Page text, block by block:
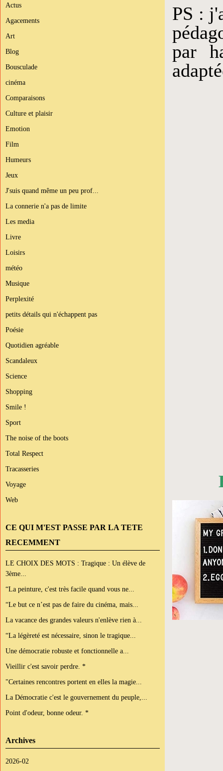
Actus
Agacements
Art
Blog
Bousculade
cinéma
Comparaisons
Culture et plaisir
Emotion
Film
Humeurs
Jeux
J'suis quand même un peu prof...
La connerie n'a pas de limite
Les media
Livre
Loisirs
météo
Musique
Perplexité
petits détails qui n'échappent pas
Poésie
Quotidien agréable
Scandaleux
Science
Shopping
Smile !
Sport
The noise of the boots
Total Respect
Tracasseries
Voyage
Web
CE QUI M'EST PASSE PAR LA TETE
RECEMMENT
LE CHOIX DES MOTS : Tragique : Un élève de
3ème...
“La peinture, c'est très facile quand vous ne...
“Le but ce n’est pas de faire du cinéma, mais...
La vacance des grandes valeurs n'enlève rien à...
“La légèreté est nécessaire, sinon le tragique...
Une démocratie robuste et fonctionnelle a...
Vieillir c'est savoir perdre. *
"Certaines rencontres portent en elles la magie...
La Démocratie c'est le gouvernement du peuple,...
Point d'odeur, bonne odeur. *
Archives
2026-02
PS :
par